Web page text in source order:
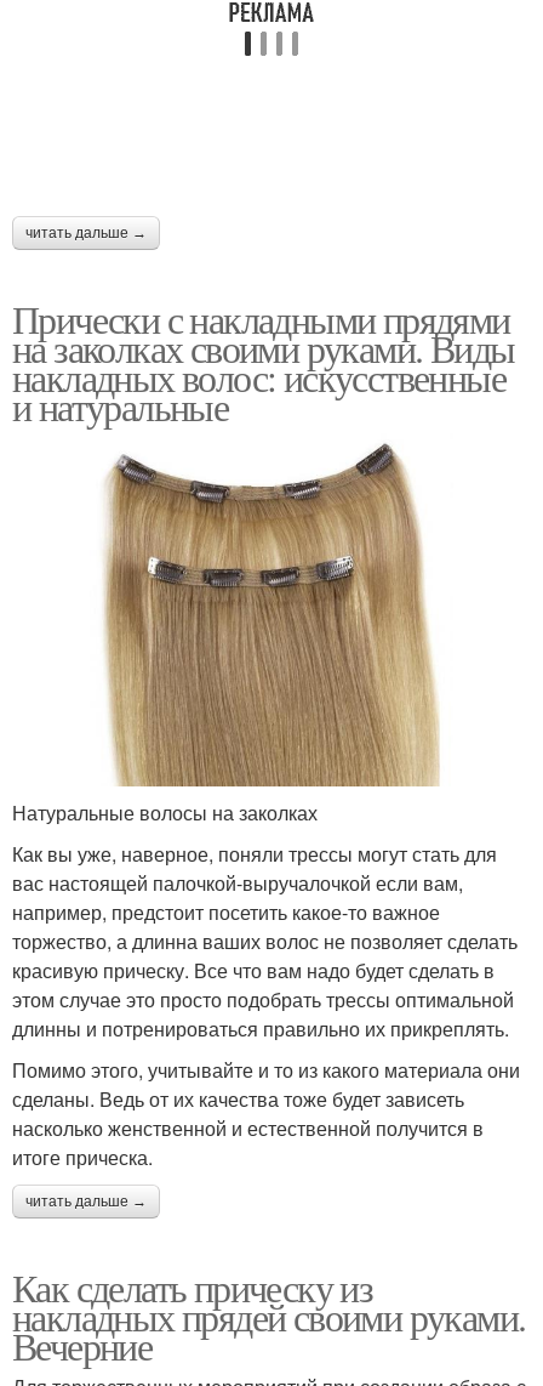
читать дальше →
Прически с накладными прядями
на заколках своими руками. Виды
накладных волос: искусственные
и натуральные
Натуральные волосы на заколках
Как вы уже, наверное, поняли трессы могут стать для
вас настоящей палочкой-выручалочкой если вам,
например, предстоит посетить какое-то важное
торжество, а длинна ваших волос не позволяет сделать
красивую прическу. Все что вам надо будет сделать в
этом случае это просто подобрать трессы оптимальной
длинны и потренироваться правильно их прикреплять.
Помимо этого, учитывайте и то из какого материала они
сделаны. Ведь от их качества тоже будет зависеть
насколько женственной и естественной получится в
итоге прическа.
читать дальше →
Как сделать прическу из
накладных прядей своими руками.
Вечерние